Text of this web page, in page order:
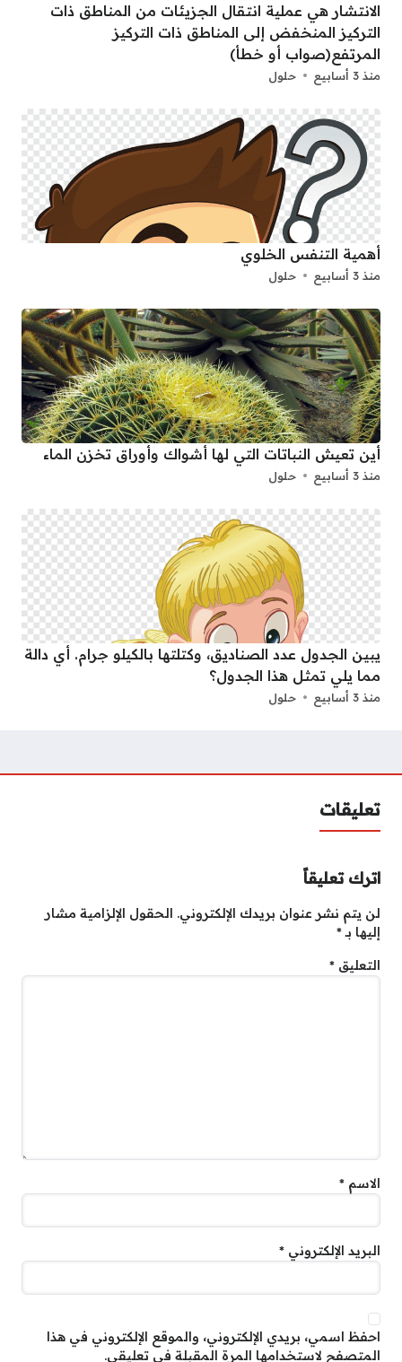
الانتشار هي عملية انتقال الجزيئات من المناطق ذات
التركيز المنخفض إلى المناطق ذات التركيز
المرتفع(صواب أو خطأ)
منذ 3 أسابيع حلول
أهمية التنفس الخلوي
منذ 3 أسابيع حلول
أين تعيش النباتات التي لها أشواك وأوراق تخزن الماء
منذ 3 أسابيع حلول
يبين الجدول عدد الصناديق، وكتلتها بالكيلو جرام. أي دالة
مما يلي تمثل هذا الجدول؟
منذ 3 أسابيع حلول
تعليقات
اترك تعليقاً
لن يتم نشر عنوان بريدك الإلكتروني. الحقول الإلزامية مشار
إليها بـ*
التعليق *
الاسم *
البريد الإلكتروني *
احفظ اسمي، بريدي الإلكتروني، والموقع الإلكتروني في هذا
المتصفح لاستخدامها المرة المقبلة في تعليقي.